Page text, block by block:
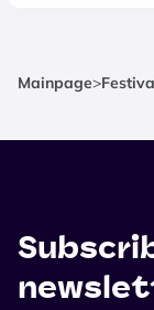
Mainpage>